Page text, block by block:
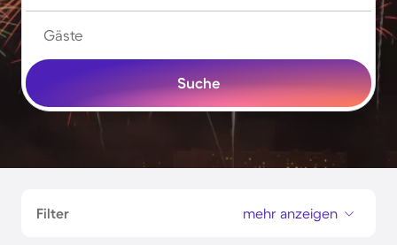
Gäste
Suche
Filter mehr anzeigen